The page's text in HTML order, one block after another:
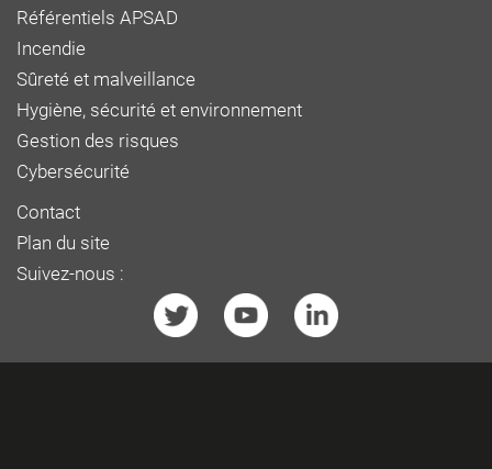
Référentiels APSAD
Incendie
Sûreté et malveillance
Hygiène, sécurité et environnement
Gestion des risques
Cybersécurité
Contact
Plan du site
Suivez-nous :